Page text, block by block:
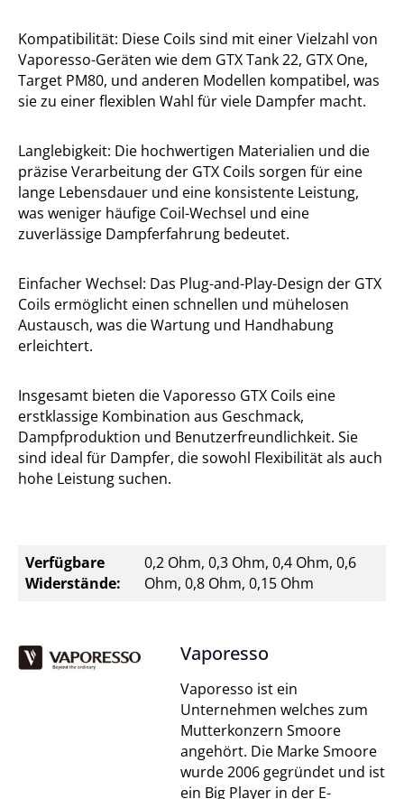
Kompatibilität: Diese Coils sind mit einer Vielzahl von
Vaporesso-Geräten wie dem GTX Tank 22, GTX One,
Target PM80, und anderen Modellen kompatibel, was
sie zu einer flexiblen Wahl für viele Dampfer macht.
Langlebigkeit: Die hochwertigen Materialien und die
präzise Verarbeitung der GTX Coils sorgen für eine
lange Lebensdauer und eine konsistente Leistung,
was weniger häufige Coil-Wechsel und eine
zuverlässige Dampferfahrung bedeutet.
Einfacher Wechsel: Das Plug-and-Play-Design der GTX
Coils ermöglicht einen schnellen und mühelosen
Austausch, was die Wartung und Handhabung
erleichtert.
Insgesamt bieten die Vaporesso GTX Coils eine
erstklassige Kombination aus Geschmack,
Dampfproduktion und Benutzerfreundlichkeit. Sie
sind ideal für Dampfer, die sowohl Flexibilität als auch
hohe Leistung suchen.
Verfügbare
Widerstände:
0,2 Ohm, 0,3 Ohm, 0,4 Ohm, 0,6
Ohm, 0,8 Ohm, 0,15 Ohm
Vaporesso
Vaporesso ist ein
Unternehmen welches zum
Mutterkonzern Smoore
angehört. Die Marke Smoore
wurde 2006 gegründet und ist
ein Big Player in der E-